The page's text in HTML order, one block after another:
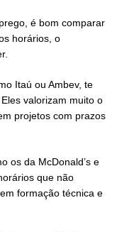
é bom comparar
horários, o
Itaú ou Ambev, te
valorizam muito o
projetos com prazos
os da McDonald’s e
que não
formação técnica e